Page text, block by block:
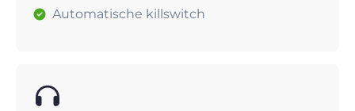
Automatische killswitch